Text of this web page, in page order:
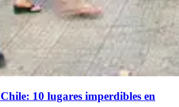
10 lugares imperdibles en